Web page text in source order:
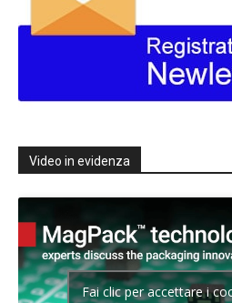
Video in evidenza
Fai clic per accettare i